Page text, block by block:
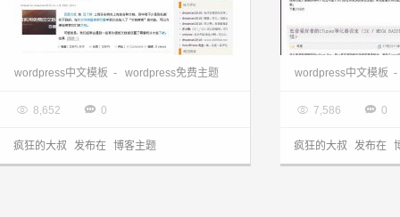
wordpress中文模板 - wordpress免费主题
 8,652  0
疯狂的大叔 发布在 博客主题
wordpress中文模板 -
 7,586  0
疯狂的大叔 发布在